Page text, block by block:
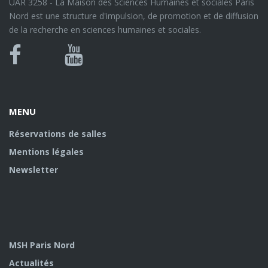
UAR 3258 - La Maison des Sciences Humaines et sociales Paris
Nord est une structure d'impulsion, de promotion et de diffusion
de la recherche en sciences humaines et sociales.
Bluesky
Canal
MENU
Réservations de salles
Mentions légales
Newsletter
MSH Paris Nord
Actualités